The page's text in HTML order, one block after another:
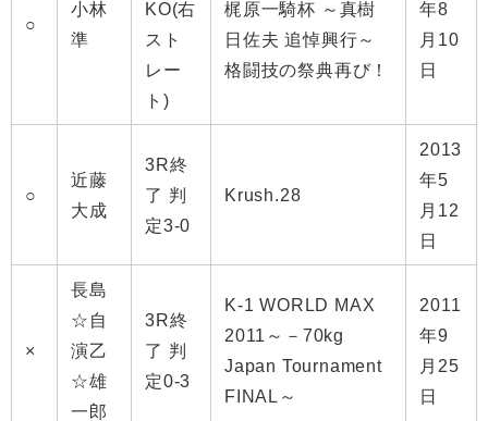
○
小林
準
KO(右
スト
レー
ト)
梶原一騎杯 ～真樹
日佐夫 追悼興行～
格闘技の祭典再び！
年8
月10
日
○
近藤
大成
3R終
了 判
定3-0
Krush.28
2013
年5
月12
日
×
長島
☆自
演乙
☆雄
一郎
3R終
了 判
定0-3
K-1 WORLD MAX
2011～－70kg
Japan Tournament
FINAL～
2011
年9
月25
日